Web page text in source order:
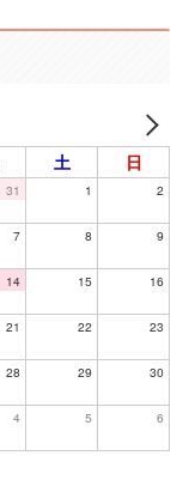
土 日
31 1 2
7 8 9
14 15 16
21 22 23
28 29 30
4 5 6